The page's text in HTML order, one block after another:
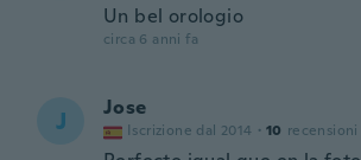
Un bel orologio
circa 6 anni fa
J Jose
Iscrizione dal 2014 · 10 recensioni